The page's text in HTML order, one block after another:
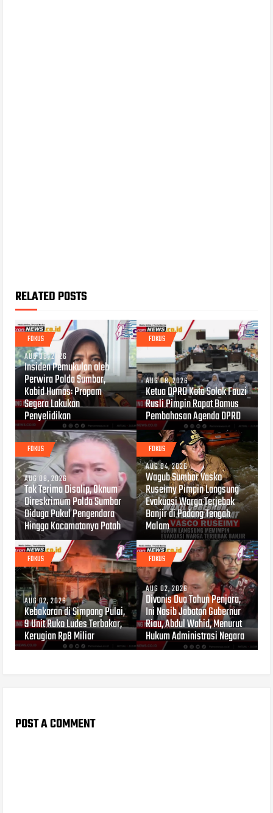
RELATED POSTS
FOKUS
AUG 08, 2026
Insiden Pemukulan oleh
Perwira Polda Sumbar,
Kabid Humas: Propam
Segera Lakukan
Penyelidikan
FOKUS
AUG 08, 2026
Ketua DPRD Kota Solok Fauzi
Rusli Pimpin Rapat Bamus
Pembahasan Agenda DPRD
FOKUS
AUG 08, 2026
Tak Terima Disalip, Oknum
Direskrimum Polda Sumbar
Diduga Pukul Pengendara
Hingga Kacamatanya Patah
FOKUS
AUG 04, 2026
Wagub Sumbar Vasko
Ruseimy Pimpin Langsung
Evakuasi Warga Terjebak
Banjir di Padang Tengah
Malam
FOKUS
AUG 02, 2026
Kebakaran di Simpang Pulai,
9 Unit Ruko Ludes Terbakar,
Kerugian Rp8 Miliar
FOKUS
AUG 02, 2026
Divonis Dua Tahun Penjara,
Ini Nasib Jabatan Gubernur
Riau, Abdul Wahid, Menurut
Hukum Administrasi Negara
POST A COMMENT